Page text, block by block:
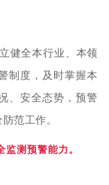
健全本行业、本领
制度，及时掌握本
、安全态势，预警
范工作。
测预警能力。